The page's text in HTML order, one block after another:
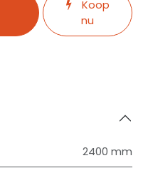
Koop
nu
2400 mm